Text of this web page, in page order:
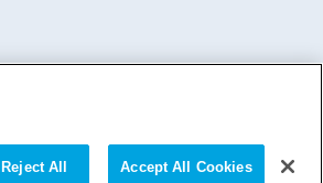
Reject All Accept All Cookies